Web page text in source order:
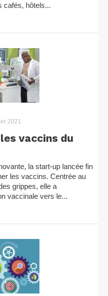
cafés, hôtels...
2021
vaccins du
la start-up lancée fin
les vaccins. Centrée au
grippes, elle a
vaccinale vers le...